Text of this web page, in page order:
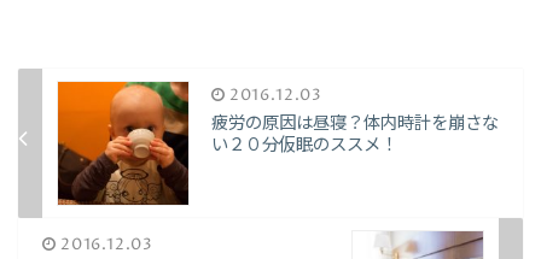
2016.12.03
疲労の原因は昼寝？体内時計を崩さな
い２０分仮眠のススメ！
2016.12.03